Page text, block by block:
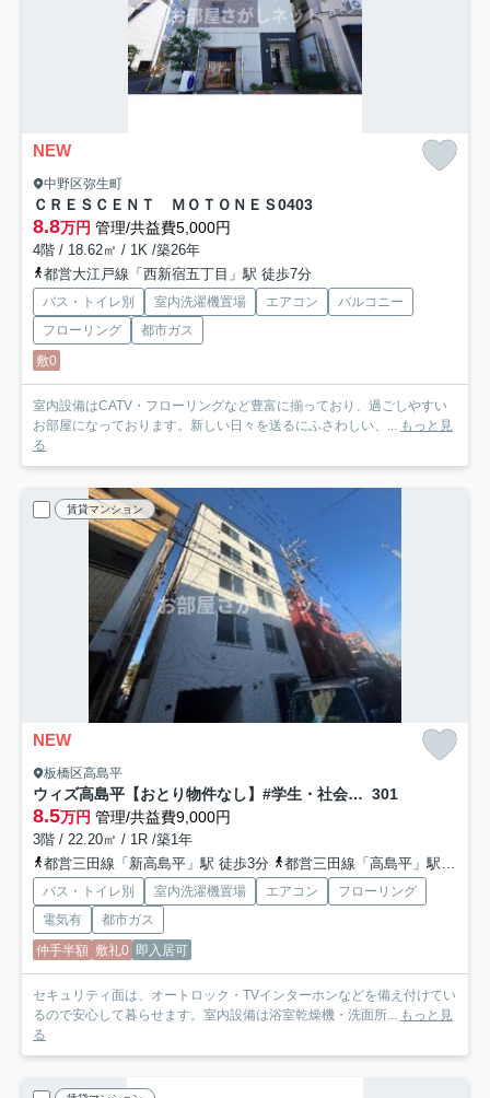
NEW
中野区弥生町
ＣＲＥＳＣＥＮＴ ＭＯＴＯＮＥＳ0403
8.8万円 管理/共益費5,000円
4階 / 18.62㎡ / 1K /築26年
都営大江戸線「西新宿五丁目」駅 徒歩7分
バス・トイレ別 室内洗濯機置場 エアコン
バルコニー
フローリング
都市ガス
敷0
室内設備はCATV・フローリングなど豊富に揃っており、過ごしやすい
お部屋になっております。新しい日々を送るにふさわしい、... もっと見
る
賃貸マンション
NEW
板橋区高島平
ウィズ高島平【おとり物件なし】#学生・社会人にオススメ！初期費用分割払いOK！ 301
8.5万円 管理/共益費9,000円
3階 / 22.20㎡ / 1R /築1年
都営三田線「新高島平」駅 徒歩3分
都営三田線「高島平」駅 徒歩7分
バス・トイレ別 室内洗濯機置場 エアコン
フローリング
電気有
都市ガス
仲手半額 敷礼0 即入居可
セキュリティ面は、オートロック・TVインターホンなどを備え付けてい
るので安心して暮らせます。室内設備は浴室乾燥機・洗面所... もっと見
る